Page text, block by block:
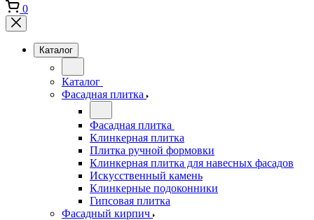
0
Каталог
Каталог
Фасадная плитка
Фасадная плитка
Клинкерная плитка
Плитка ручной формовки
Клинкерная плитка для навесных фасадов
Искусственный камень
Клинкерные подоконники
Гипсовая плитка
Фасадный кирпич